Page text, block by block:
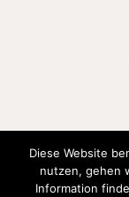
Diese Website
nutzen, gehen
Information